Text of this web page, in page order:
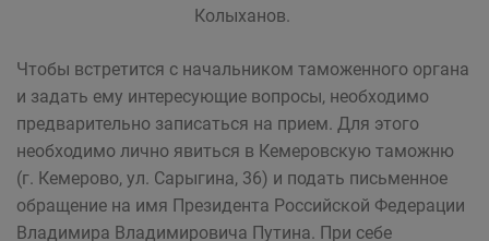
Колыханов.
Чтобы встретится с начальником таможенного органа
и задать ему интересующие вопросы, необходимо
предварительно записаться на прием. Для этого
необходимо лично явиться в Кемеровскую таможню
(г. Кемерово, ул. Сарыгина, 36) и подать письменное
обращение на имя Президента Российской Федерации
Владимира Владимировича Путина. При себе